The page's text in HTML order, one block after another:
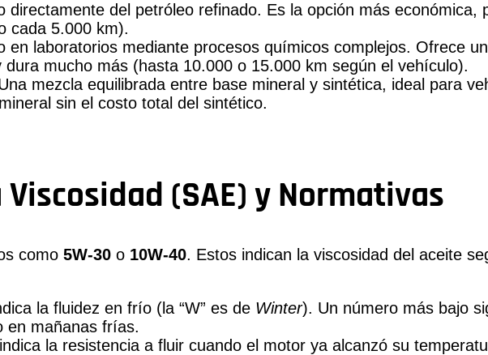
directamente del petróleo refinado. Es la opción más económica,
cada 5.000 km).
en laboratorios mediante procesos químicos complejos. Ofrece
mucho más (hasta 10.000 o 15.000 km según el vehículo).
mezcla equilibrada entre base mineral y sintética, ideal para
sin el costo total del sintético.
(SAE) y Normativas
como 5W-30 o 10W-40. Estos indican la viscosidad del aceite
la fluidez en frío (la “W” es de Winter). Un número más bajo
en mañanas frías.
la resistencia a fluir cuando el motor ya alcanzó su